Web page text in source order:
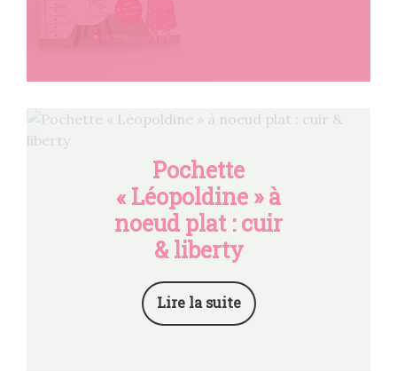
Pochette
« Léopoldine » à
noeud plat : cuir
& liberty
Lire la suite